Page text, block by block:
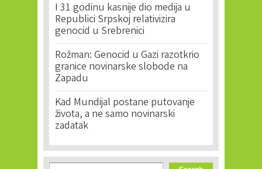
I 31 godinu kasnije dio medija u
Republici Srpskoj relativizira
genocid u Srebrenici
Rožman: Genocid u Gazi razotkrio
granice novinarske slobode na
Zapadu
Kad Mundijal postane putovanje
života, a ne samo novinarski
zadatak